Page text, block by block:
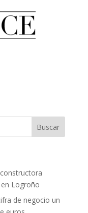
Logroño
de negocio un